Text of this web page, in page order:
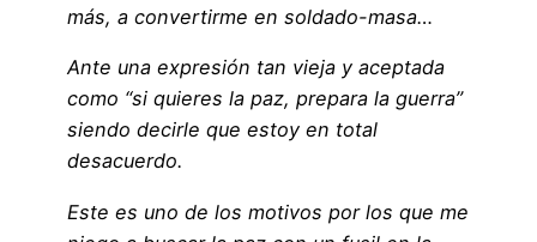
más, a convertirme en soldado-masa…
Ante una expresión tan vieja y aceptada
como “si quieres la paz, prepara la guerra”
siendo decirle que estoy en total
desacuerdo.
Este es uno de los motivos por los que me